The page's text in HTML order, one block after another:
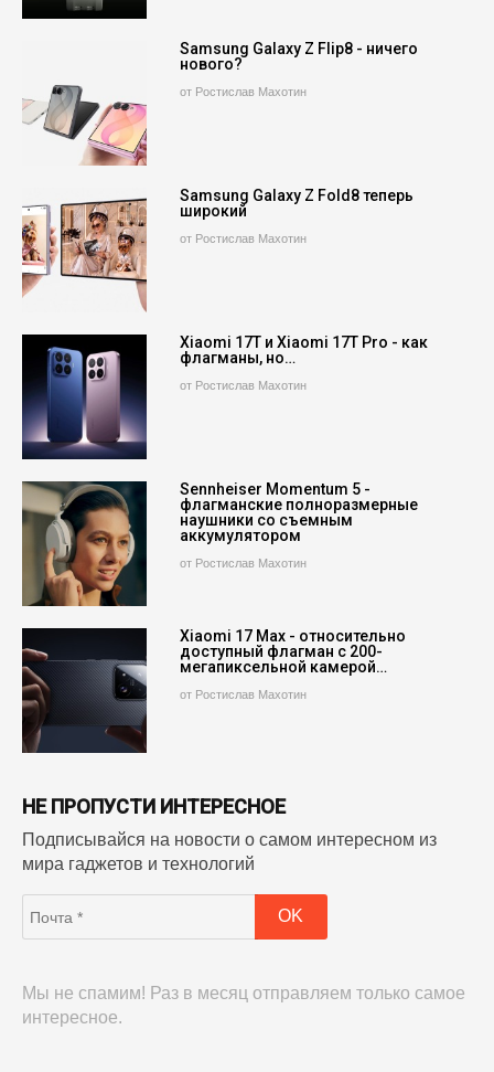
Samsung Galaxy Z Flip8 - ничего
нового?
от Ростислав Махотин
Samsung Galaxy Z Fold8 теперь
широкий
от Ростислав Махотин
Xiaomi 17T и Xiaomi 17T Pro - как
флагманы, но…
от Ростислав Махотин
Sennheiser Momentum 5 -
флагманские полноразмерные
наушники со съемным
аккумулятором
от Ростислав Махотин
Xiaomi 17 Max - относительно
доступный флагман с 200-
мегапиксельной камерой…
от Ростислав Махотин
НЕ ПРОПУСТИ ИНТЕРЕСНОЕ
Подписывайся на новости о самом интересном из
мира гаджетов и технологий
Мы не спамим! Раз в месяц отправляем только самое
интересное.